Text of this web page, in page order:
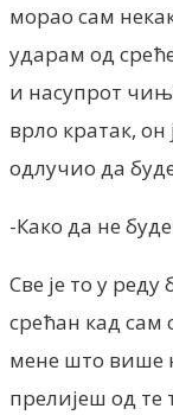
морао сам
ударам од
и насупрот
врло кратак, он
одлучио да
-Како да не
Све је то у
срећан кад
мене што више
прелијеш од те